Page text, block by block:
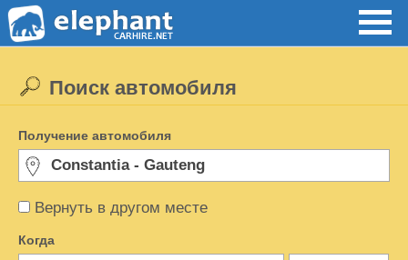
Вернуть в другом месте
Поиск автомобиля
Получение автомобиля
Когда